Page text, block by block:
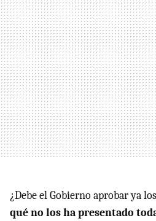
¿Debe el Gobierno aprobar ya
qué no los ha presentado